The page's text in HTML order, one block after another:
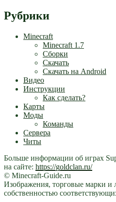
Рубрики
Minecraft
Minecraft 1.7
Сборки
Скачать
Скачать на Android
Видео
Инструкции
Как сделать?
Карты
Моды
Команды
Сервера
Читы
Больше информации об играх
на сайте: https://goldclan.ru/
© Minecraft-Guide.ru
Изображения, торговые марки и
собственностью